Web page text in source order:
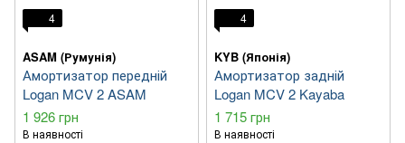
4
ASAM (Румунія)
Амортизатор передній
Logan MCV 2 ASAM
1 926 грн
В наявності
4
KYB (Японія)
Амортизатор задній
Logan MCV 2 Kayaba
1 715 грн
В наявності